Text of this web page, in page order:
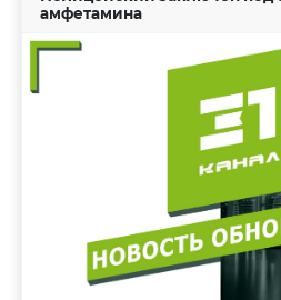
амфетамина